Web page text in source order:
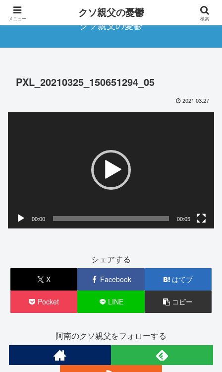
クソ親父の憂鬱
PXL_20210325_150651294_05
2021.03.27
00:00 00:05
シェアする
X Facebook はてブ
Pocket LINE コピー
阿南のクソ親父をフォローする
メニュー クソ親父の憂鬱 検索